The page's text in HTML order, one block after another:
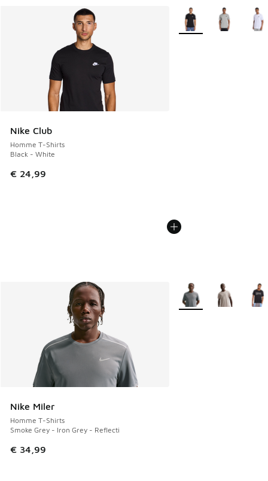
Nike Club
Homme T-Shirts
Black - White
€ 24,99
Plus de couleurs
Nike Miler
Homme T-Shirts
Smoke Grey - Iron Grey - Reflecti
€ 34,99
Plus de couleurs